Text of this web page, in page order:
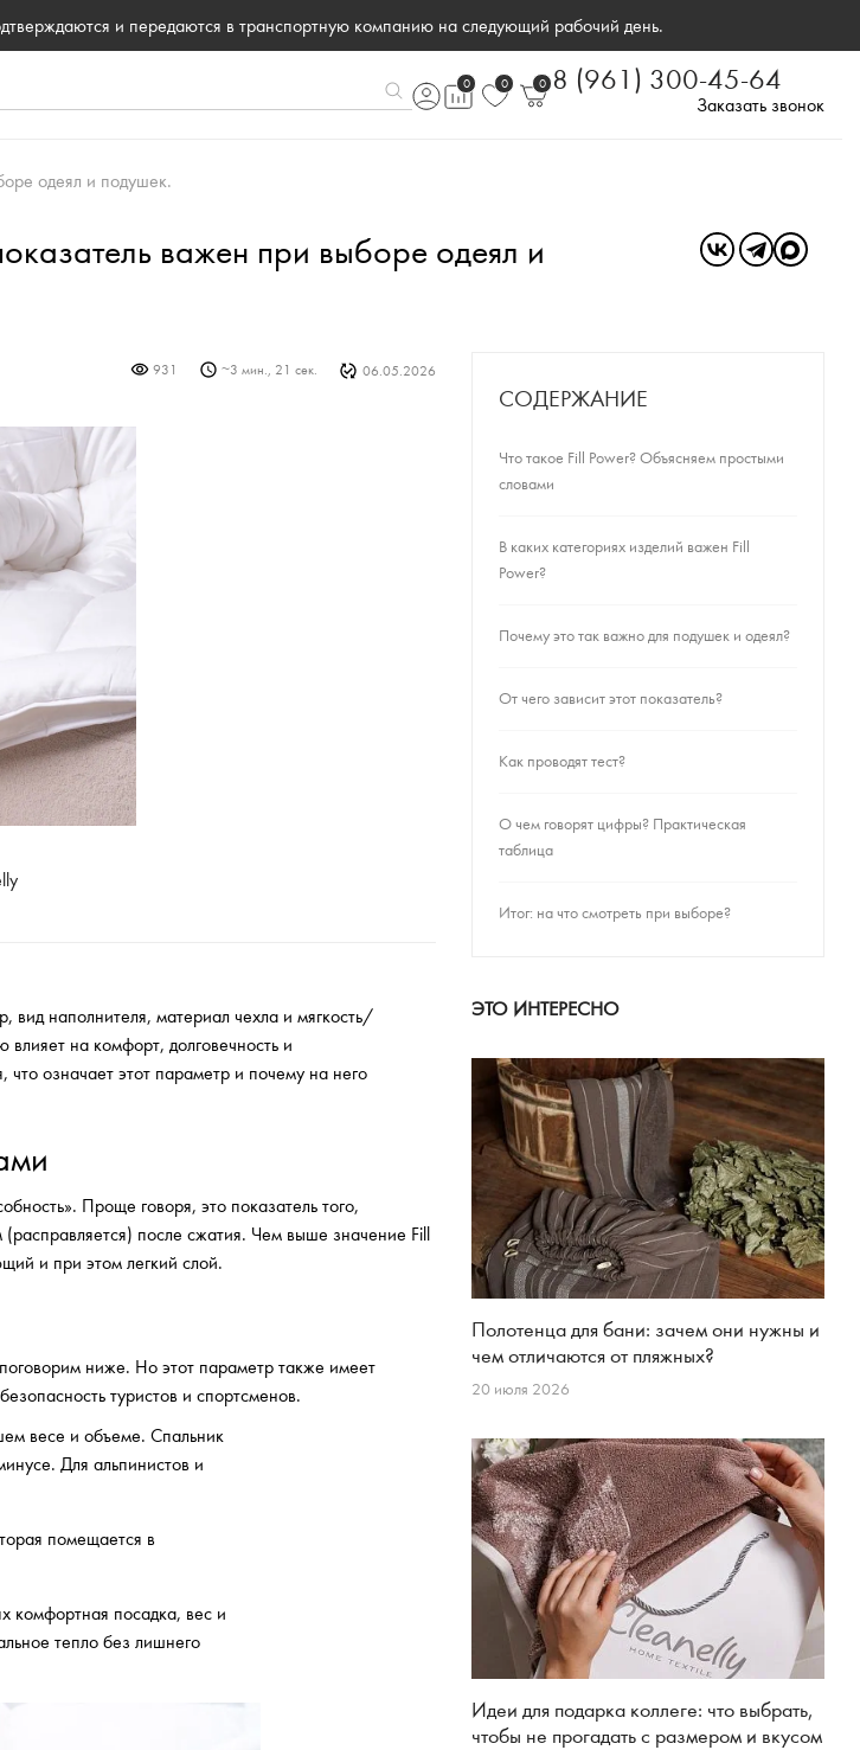
и передаются в транспортную компанию на следующий рабочий день.
0 0 0 8 (961) 300-45-64
Заказать звонок
одеял и подушек.
важен при выборе одеял и
931 ~3 мин., 21 сек. 06.05.2026
наполнителя, материал чехла и мягкость/
на комфорт, долговечность и
означает этот параметр и почему на него
Проще говоря, это показатель того,
после сжатия. Чем выше значение Fill
и при этом легкий слой.
ниже. Но этот параметр также имеет
туристов и спортсменов.
весе и объеме. Спальник
Для альпинистов и
помещается в
комфортная посадка, вес и
тепло без лишнего
СОДЕРЖАНИЕ
Что такое Fill Power? Объясняем простыми
словами
В каких категориях изделий важен Fill
Power?
Почему это так важно для подушек и одеял?
От чего зависит этот показатель?
Как проводят тест?
О чем говорят цифры? Практическая
таблица
Итог: на что смотреть при выборе?
ЭТО ИНТЕРЕСНО
Полотенца для бани: зачем они нужны и
чем отличаются от пляжных?
20 июля 2026
Идеи для подарка коллеге: что выбрать,
чтобы не прогадать с размером и вкусом